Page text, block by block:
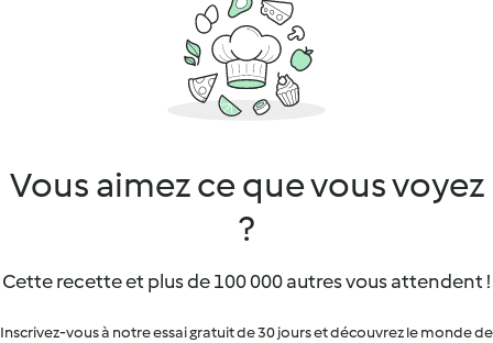
Vous aimez ce que vous voyez
?
Cette recette et plus de 100 000 autres vous attendent !
Inscrivez-vous à notre essai gratuit de 30 jours et découvrez le monde de